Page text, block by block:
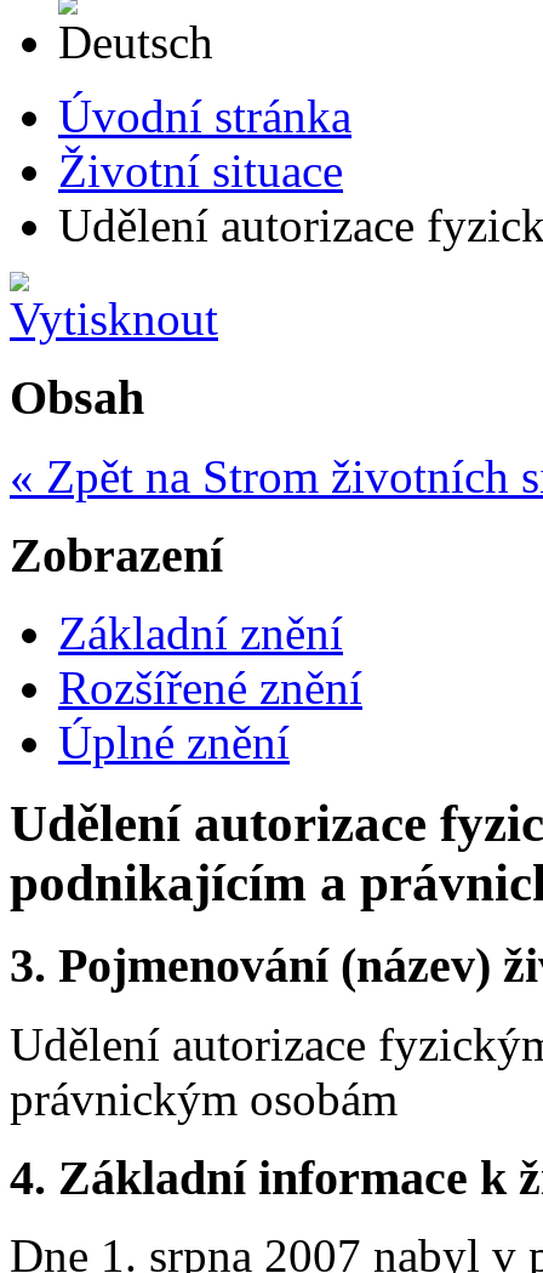
Úvodní stránka
Životní situace
Udělení autorizace
Obsah
« Zpět na Strom životních
Zobrazení
Základní znění
Rozšířené znění
Úplné znění
Udělení autorizace
podnikajícím a
3. Pojmenování (název)
Udělení autorizace
právnickým osobám
4. Základní informace k
Dne 1. srpna 2007 nabyl